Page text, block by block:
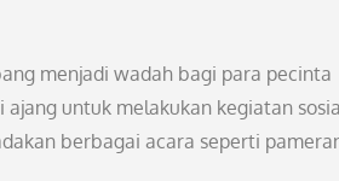
menjadi wadah bagi para pecinta
untuk melakukan kegiatan
berbagai acara seperti